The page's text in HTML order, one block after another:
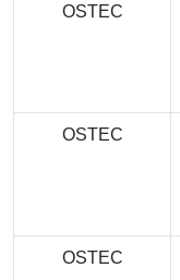
OSTEC
OSTEC
OSTEC